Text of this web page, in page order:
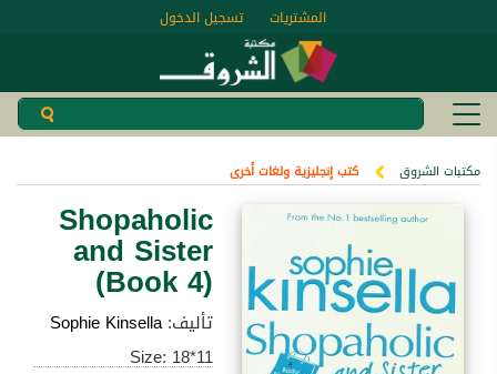
تسجيل الدخول المشتريات
مكتبات الشروق كتب إنجليزية ولغات أخرى
Shopaholic
and Sister
(Book 4)
تأليف:Sophie Kinsella
Size: 18*11